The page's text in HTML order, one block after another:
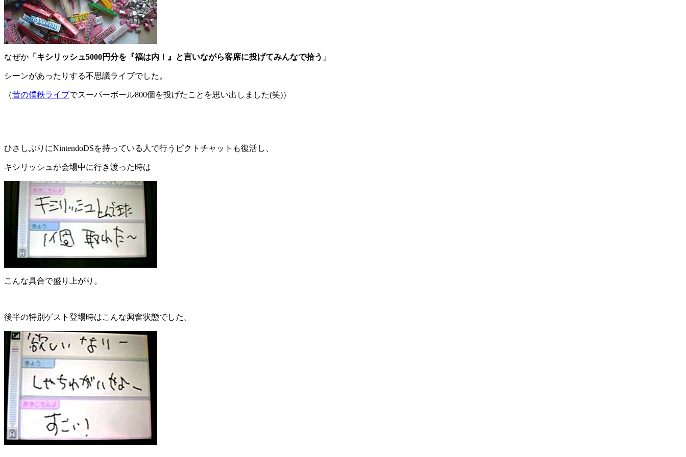
なぜか 「キシリッシュ5000円分を『福は内！』と言いながら客席に投げてみんなで拾う」
シーンがあったりする不思議ライブでした。
（昔の僕秩ライブでスーパーボール800個を投げたことを思い出しました(笑)）
ひさしぶりにNintendoDSを持っている人で行うピクトチャットも復活し、
キシリッシュが会場中に行き渡った時は
こんな具合で盛り上がり。
後半の特別ゲスト登場時はこんな興奮状態でした。